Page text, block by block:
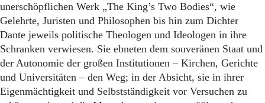
unerschöpflichen Werk „The King’s Two Bodies“, wie
Gelehrte, Juristen und Philosophen bis hin zum Dichter
Dante jeweils politische Theologen und Ideologen in ihre
Schranken verwiesen. Sie ebneten dem souveränen Staat und
der Autonomie der großen Institutionen – Kirchen, Gerichte
und Universitäten – den Weg; in der Absicht, sie in ihrer
Eigenmächtigkeit und Selbstständigkeit vor Versuchen zu